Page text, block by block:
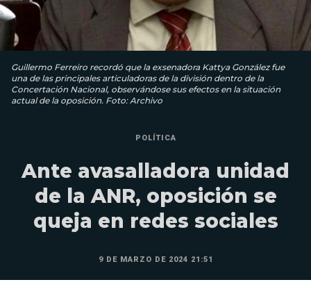
Guillermo Ferreiro recordó que la exsenadora Kattya González fue
una de las principales articuladoras de la división dentro de la
Concertación Nacional, observándose sus efectos en la situación
actual de la oposición. Foto: Archivo
POLÍTICA
Ante avasalladora unidad
de la ANR, oposición se
queja en redes sociales
9 DE MARZO DE 2024 21:51